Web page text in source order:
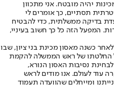
יהיה מובטח. אני מתכוון
תסתיים, כך אומרים לי
בדיקה ממשלתית, כדי להבטיח
המפעל הזה כל כך חשוב בעיניי,
כשנה מאסון מכינת בני ציון, שבו
החלטתו של ראש הממשלה להקמת
נסיבות האסון הנורא,
עוד לעולם. אנו מודים לראש
ומייחלים שהוועדה תעמוד